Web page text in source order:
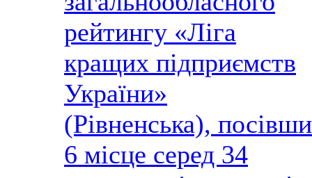
рейтингу «Ліга
кращих підприємств
України»
(Рівненська), посівши
6 місце серед 34